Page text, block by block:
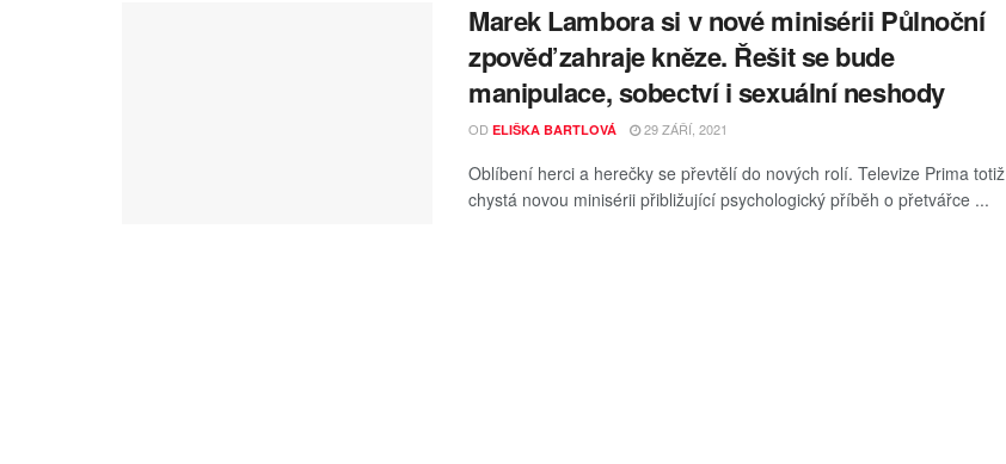
Marek Lambora si v nové minisérii Půlnoční
zpověď zahraje kněze. Řešit se bude
manipulace, sobectví i sexuální neshody
OD ELIŠKA BARTLOVÁ 29 ZÁŘÍ, 2021
Oblíbení herci a herečky se převtělí do nových rolí. Televize Prima totiž
chystá novou minisérii přibližující psychologický příběh o přetvářce ...